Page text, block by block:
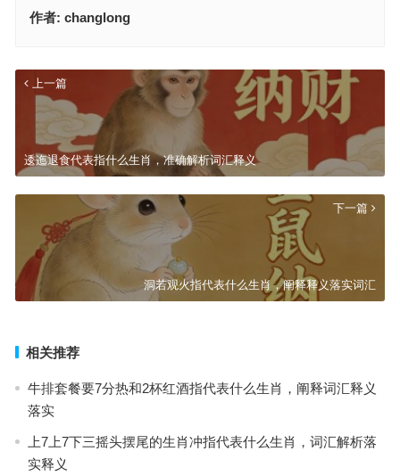
作者: changlong
上一篇
逶迤退食代表指什么生肖，准确解析词汇释义
下一篇
洞若观火指代表什么生肖，阐释释义落实词汇
相关推荐
牛排套餐要7分热和2杯红酒指代表什么生肖，阐释词汇释义
落实
上7上7下三摇头摆尾的生肖冲指代表什么生肖，词汇解析落
实释义